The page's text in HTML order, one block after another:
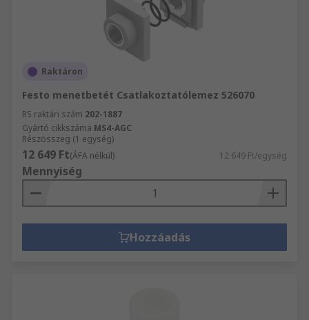
Raktáron
Festo menetbetét Csatlakoztatólemez 526070
RS raktári szám 202-1887
Gyártó cikkszáma MS4-AGC
Részösszeg (1 egység)
12 649 Ft(ÁFA nélkül) 12 649 Ft/egység
Mennyiség
Hozzáadás